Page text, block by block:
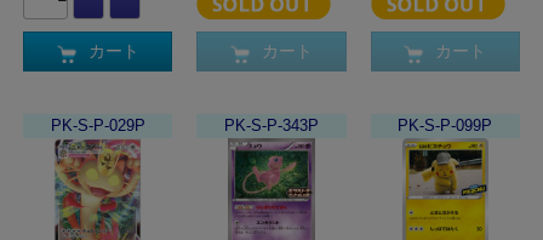
カート カート カート
PK-S-P-029P PK-S-P-343P PK-S-P-099P